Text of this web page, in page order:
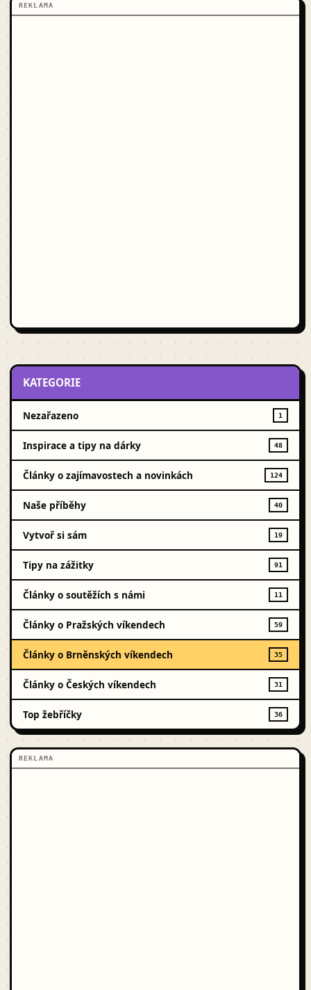
REKLAMA
KATEGORIE
Nezařazeno 1
Inspirace a tipy na dárky 48
Články o zajímavostech a novinkách 124
Naše příběhy 40
Vytvoř si sám 19
Tipy na zážitky 91
Články o soutěžích s námi 11
Články o Pražských víkendech 59
Články o Brněnských víkendech 35
Články o Českých víkendech 31
Top žebříčky 36
REKLAMA